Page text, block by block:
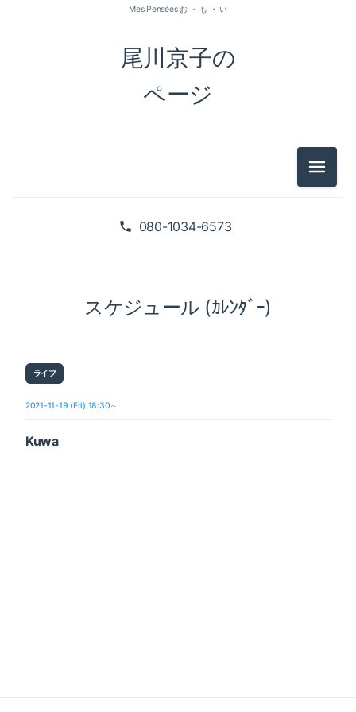
080-1034-6573
尾川京子の
ページ
Mes Pensées お ・ も ・ い
メニュ
スケジュール (ｶﾚﾝﾀﾞｰ)
ライブ
2021-11-19 (Fri) 18:30～
Kuwa